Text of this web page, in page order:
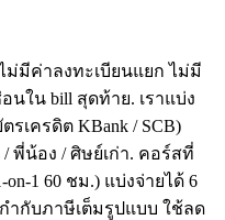
ม่มีค่าลงทะเบียนแยก ไม่มี
นใน bill สุดท้าย. เราแบ่ง
รเครดิต KBank / SCB)
พี่น้อง / ศิษย์เก่า. คอร์สที่
on-1 60 ชม.) แบ่งจ่ายได้ 6
กำกับภาษีเต็มรูปแบบ ใช้ลด